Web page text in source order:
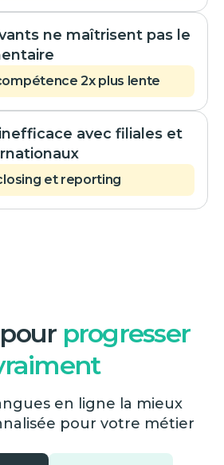
ne maîtrisent pas le
2x plus lente
avec filiales et
et reporting
progresser
en ligne la mieux
pour votre métier